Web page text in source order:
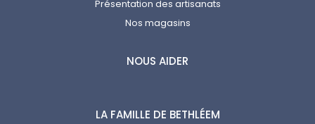
LA FAMILLE DE BETHLÉEM
Présentation des artisanats
Nos magasins
NOUS AIDER